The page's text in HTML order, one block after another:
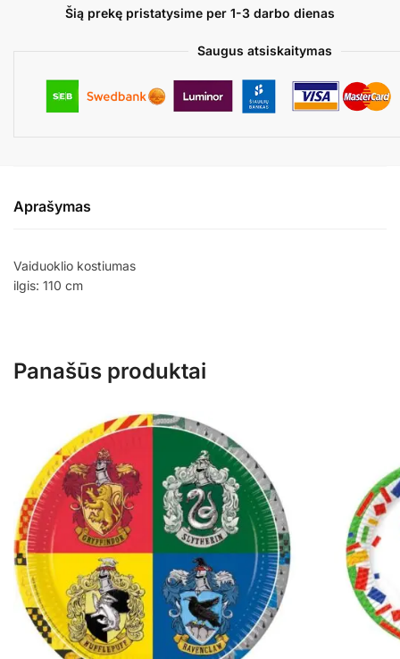
Šią prekę pristatysime per 1-3 darbo dienas
Saugus atsiskaitymas
Aprašymas
Vaiduoklio kostiumas
ilgis: 110 cm
Panašūs produktai